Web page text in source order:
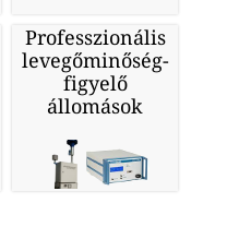
Professzionális
levegőminőség-
figyelő
állomások